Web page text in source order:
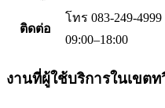
ติดต่อ
โทร 083-249-
09:00–18:00
งานที่ผู้ใช้บริการในเขต